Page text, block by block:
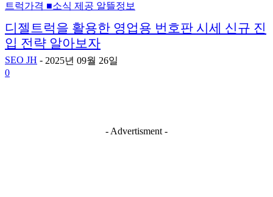
트럭가격 ■소식 제공 알뜰정보
디젤트럭을 활용한 영업용 번호판 시세 신규 진
입 전략 알아보자
SEO JH - 2025년 09월 26일
0
- Advertisment -